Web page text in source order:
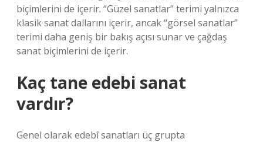
biçimlerini de içerir. “Güzel sanatlar” terimi yalnızca
klasik sanat dallarını içerir, ancak “görsel sanatlar”
terimi daha geniş bir bakış açısı sunar ve çağdaş
sanat biçimlerini de içerir.
Kaç tane edebi sanat
vardır?
Genel olarak edebî sanatları üç grupta